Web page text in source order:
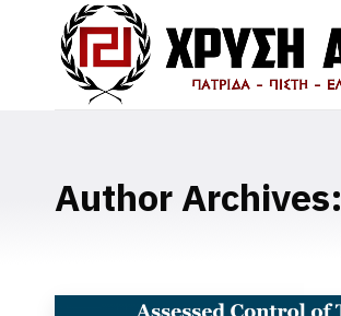
Author Archives: